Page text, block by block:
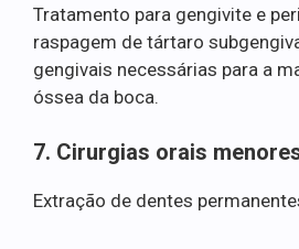
Tratamento para gengivite e
raspagem de tártaro
gengivais necessárias para a
óssea da boca.
7. Cirurgias orais
Extração de dentes